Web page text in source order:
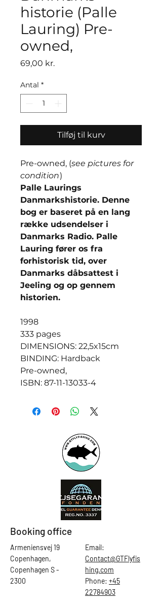
historie (Palle
Lauring) Pre-
owned,
69,00 kr.Pris
Antal *
Tilføj til kurv
Pre-owned, (see pictures for
condition)
Palle Laurings
Danmarkshistorie. Denne
bog er baseret på en lang
række udsendelser i
Danmarks Radio. Palle
Lauring fører os fra
forhistorisk tid, over
Danmarks dåbsattest i
Jeeling og op gennem
historien.
1998
333 pages
DIMENSIONS: 22,5x15cm
BINDING: Hardback
Pre-owned,
ISBN: 87-11-13033-4
Booking office
Armeniensvej 19
Copenhagen,
Copenhagen S -
2300
Email:
Contact@GTFlyfis
hing.com
Phone: +45
22784903